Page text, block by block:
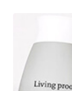
haarproducten!